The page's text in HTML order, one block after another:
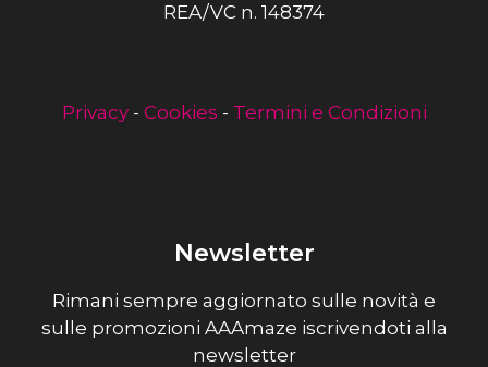
REA/VC n. 148374
Privacy- Cookies - Termini e Condizioni
Newsletter
Rimani sempre aggiornato sulle novità e
sulle promozioni AAAmaze iscrivendoti alla
newsletter